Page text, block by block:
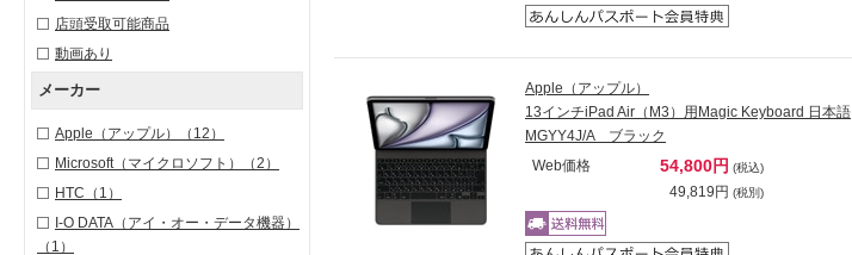
店頭受取可能商品
動画あり
メーカー
Apple（アップル）
（12）
Microsoft（マイクロソフト）
（2）
HTC （1）
I-O DATA（アイ・オー・データ機器）
（1）
Apple（アップル）
13インチiPad Air（M3）用Magic Keyboard 日本語
MGYY4J/A ブラック
Web価格
54,800円 (税込)
49,819円 (税別)